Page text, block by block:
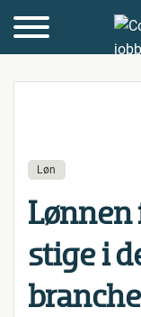
Løn
stige i
branche